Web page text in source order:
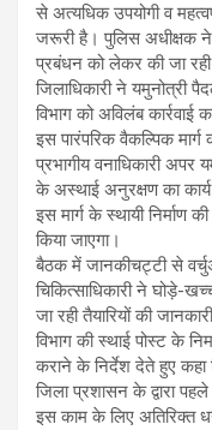
से अत्यधिक उपयोगी व
जरूरी है। पुलिस अधीक्षक ने
प्रबंधन को लेकर की जा रही
जिलाधिकारी ने यमुनोत्री
विभाग को अविलंब
इस पारंपरिक वैकल्पिक
प्रभागीय वनाधिकारी अपर
के अस्थाई अनुरक्षण का
इस मार्ग के स्थायी निर्माण
किया जाएगा।
बैठक में जानकीचट्टी से
चिकित्साधिकारी ने घोड़े-
जा रही तैयारियों की
विभाग की स्थाई पोस्ट के
कराने के निर्देश देते हुए
जिला प्रशासन के द्वारा
इस काम के लिए अतिरिक्त